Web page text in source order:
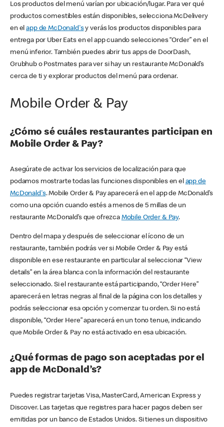
Los productos del menú varían por ubicación/lugar. Para ver qué
productos comestibles están disponibles, selecciona McDelivery
en elapp de McDonald'sy verás los productos disponibles para
entrega por Uber Eats en el app cuando selecciones “Order” en el
menú inferior. También puedes abrir tus apps de DoorDash,
Grubhub o Postmates para ver si hay un restaurante McDonald’s
cerca de ti y explorar productos del menú para ordenar.
Mobile Order & Pay
¿Cómo sé cuáles restaurantes participan en
Mobile Order & Pay?
Asegúrate de activar los servicios de localización para que
podamos mostrarte todas las funciones disponibles en el app de
McDonald's. Mobile Order & Pay aparecerá en el app de McDonald’s
como una opción cuando estés a menos de 5 millas de un
restaurante McDonald’s que ofrezca Mobile Order & Pay.
Dentro del mapa y después de seleccionar el ícono de un
restaurante, también podrás ver si Mobile Order & Pay está
disponible en ese restaurante en particular al seleccionar “View
details” en la área blanca con la información del restaurante
seleccionado. Si el restaurante está participando, “Order Here”
aparecerá en letras negras al final de la página con los detalles y
podrás seleccionar esa opción y comenzar tu orden. Si no está
disponible, “Order Here” aparecerá en un tono tenue, indicando
que Mobile Order & Pay no está activado en esa ubicación.
¿Qué formas de pago son aceptadas por el
app de McDonald’s?
Puedes registrar tarjetas Visa, MasterCard, American Express y
Discover. Las tarjetas que registres para hacer pagos deben ser
emitidas por un banco de Estados Unidos. Si tienes un dispositivo